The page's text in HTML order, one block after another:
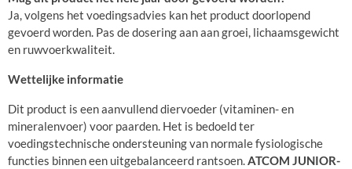
Ja, volgens het voedingsadvies kan het product doorlopend
gevoerd worden. Pas de dosering aan aan groei, lichaamsgewicht
en ruwvoerkwaliteit.
Wettelijke informatie
Dit product is een aanvullend diervoeder (vitaminen- en
mineralenvoer) voor paarden. Het is bedoeld ter
voedingstechnische ondersteuning van normale fysiologische
functies binnen een uitgebalanceerd rantsoen.ATCOM JUNIOR-